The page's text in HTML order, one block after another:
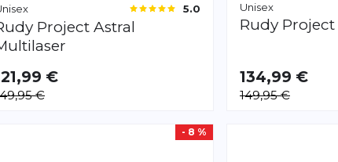
5.0
Project Astral
€
€
Unisex
Rudy Project
134,99 €
149,95 €
- 8 %